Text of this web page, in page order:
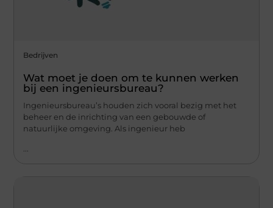
Bedrijven
Wat moet je doen om te kunnen werken
bij een ingenieursbureau?
Ingenieursbureau’s houden zich vooral bezig met het
beheer en de inrichting van een gebouwde of
natuurlijke omgeving. Als ingenieur heb
...